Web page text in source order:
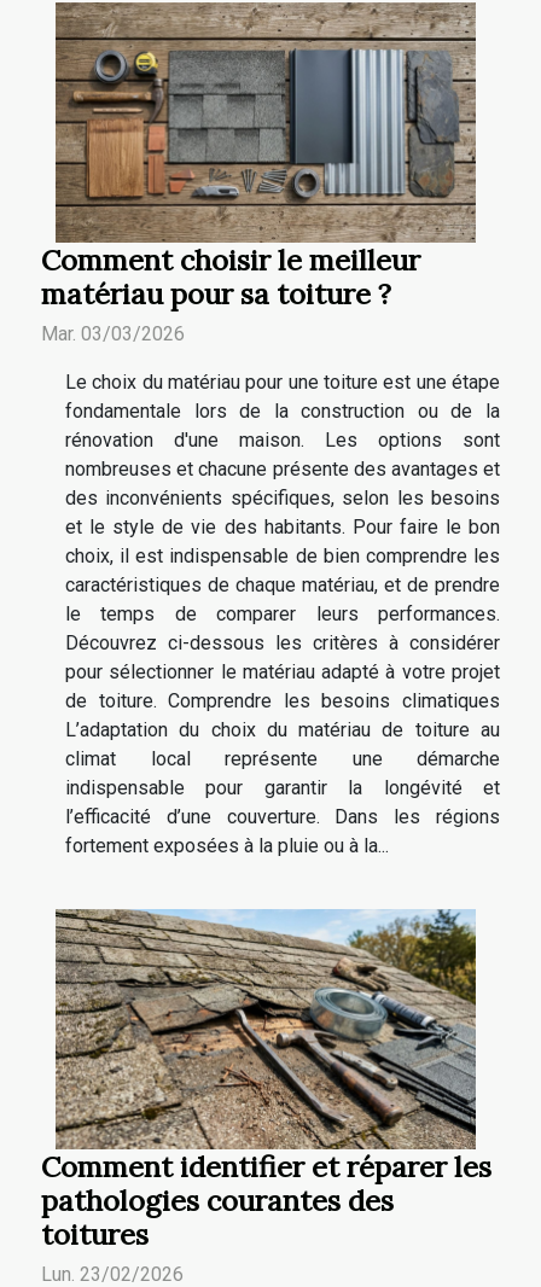
Comment choisir le meilleur
matériau pour sa toiture ?
Mar. 03/03/2026
Le choix du matériau pour une toiture est une étape
fondamentale lors de la construction ou de la
rénovation d'une maison. Les options sont
nombreuses et chacune présente des avantages et
des inconvénients spécifiques, selon les besoins
et le style de vie des habitants. Pour faire le bon
choix, il est indispensable de bien comprendre les
caractéristiques de chaque matériau, et de prendre
le temps de comparer leurs performances.
Découvrez ci-dessous les critères à considérer
pour sélectionner le matériau adapté à votre projet
de toiture. Comprendre les besoins climatiques
L’adaptation du choix du matériau de toiture au
climat local représente une démarche
indispensable pour garantir la longévité et
l’efficacité d’une couverture. Dans les régions
fortement exposées à la pluie ou à la...
Comment identifier et réparer les
pathologies courantes des
toitures
Lun. 23/02/2026